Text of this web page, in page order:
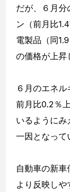
だが、６月分
ン（前月比
電製品（同
の価格が上昇
６月のエネ
前月比0.2％
いるように
一因となって
自動車の新
より反映しや